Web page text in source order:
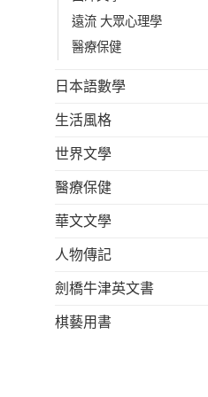
遠流 大眾心理學
醫療保健
日本語數學
生活風格
世界文學
醫療保健
華文文學
人物傳記
劍橋牛津英文書
棋藝用書